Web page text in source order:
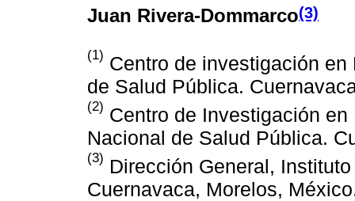
Juan Rivera-Dommarco(3)
(1) Centro de investigación
de Salud Pública.
(2) Centro de Investigación
Nacional de Salud Pública.
(3) Dirección General,
Cuernavaca, Morelos,